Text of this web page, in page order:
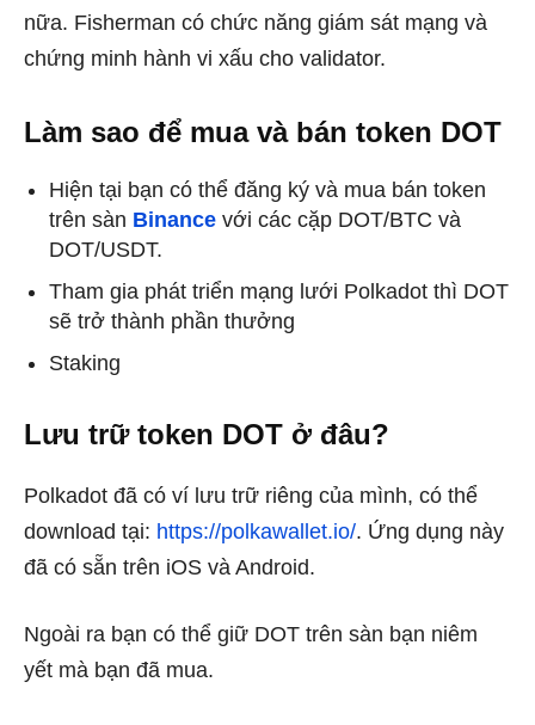
nữa. Fisherman có chức năng giám sát mạng và
chứng minh hành vi xấu cho validator.
Làm sao để mua và bán token DOT
Hiện tại bạn có thể đăng ký và mua bán token
trên sàn Binance với các cặp DOT/BTC và
DOT/USDT.
Tham gia phát triển mạng lưới Polkadot thì DOT
sẽ trở thành phần thưởng
Staking
Lưu trữ token DOT ở đâu?
Polkadot đã có ví lưu trữ riêng của mình, có thể
download tại: https://polkawallet.io/. Ứng dụng này
đã có sẵn trên iOS và Android.
Ngoài ra bạn có thể giữ DOT trên sàn bạn niêm
yết mà bạn đã mua.